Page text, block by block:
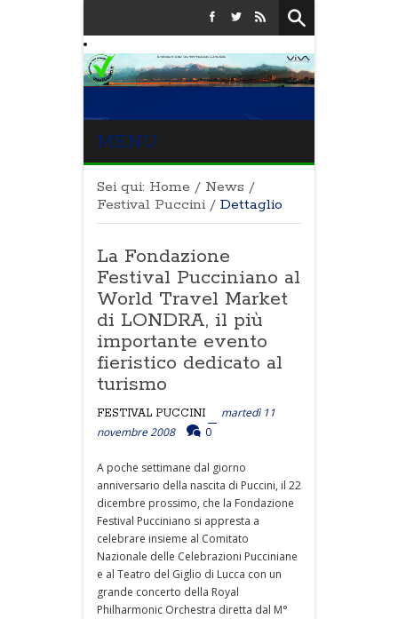
MENU
Sei qui: Home / News /
Festival Puccini / Dettaglio
La Fondazione
Festival Pucciniano al
World Travel Market
di LONDRA, il più
importante evento
fieristico dedicato al
turismo
FESTIVAL PUCCINI
martedì 11
novembre 2008
0
A poche settimane dal giorno
anniversario della nascita di Puccini, il 22
dicembre prossimo, che la Fondazione
Festival Pucciniano si appresta a
celebrare insieme al Comitato
Nazionale delle Celebrazioni Pucciniane
e al Teatro del Giglio di Lucca con un
grande concerto della Royal
Philharmonic Orchestra diretta dal M°